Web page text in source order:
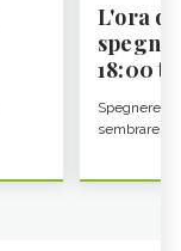
L'ora
18:00 ti
Spegnere lo
sembrare